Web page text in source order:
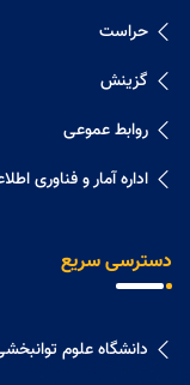
حراست
گزینش
روابط عموعی
اداره آمار و فناوری
دسترسی سریع
دانشگاه علوم